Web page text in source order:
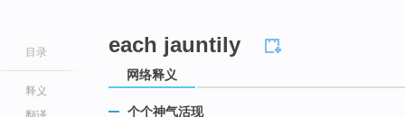
目录
释义
each jauntily
网络释义
个个神气活现